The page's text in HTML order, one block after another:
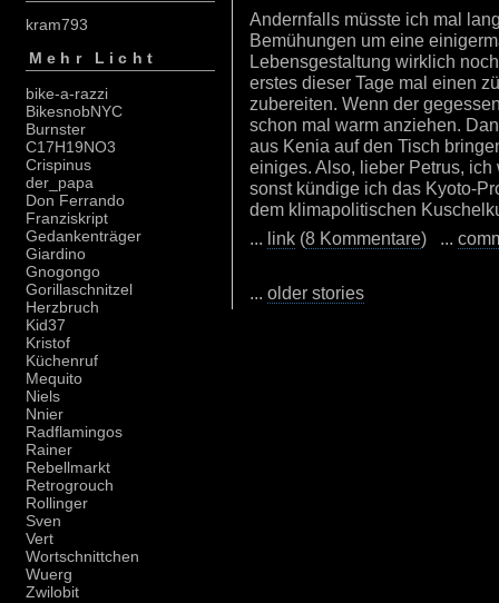
kram793
Mehr Licht
bike-a-razzi
BikesnobNYC
Burnster
C17H19NO3
Crispinus
der_papa
Don Ferrando
Franziskript
Gedankenträger
Giardino
Gnogongo
Gorillaschnitzel
Herzbruch
Kid37
Kristof
Küchenruf
Mequito
Niels
Nnier
Radflamingos
Rainer
Rebellmarkt
Retrogrouch
Rollinger
Sven
Vert
Wortschnittchen
Wuerg
Zwilobit
Andernfalls müsste ich mal
Bemühungen um eine
Lebensgestaltung wirklich
erstes dieser Tage mal einen
zubereiten. Wenn der
schon mal warm anziehen.
aus Kenia auf den Tisch
einiges. Also, lieber Petrus,
sonst kündige ich das Kyoto-
dem klimapolitischen
... link (8 Kommentare) ...
... older stories